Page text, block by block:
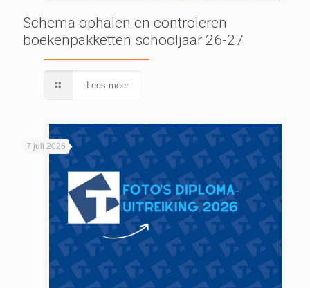
Schema ophalen en controleren
boekenpakketten schooljaar 26-27
Lees meer
7 juli 2026